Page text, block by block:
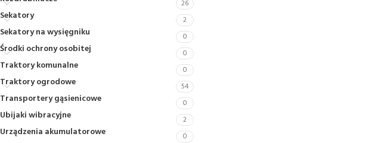
26
Sekatory 2
Sekatory na wysięgniku 0
Środki ochrony osobitej 0
Traktory komunalne 0
Traktory ogrodowe 54
Transportery gąsienicowe 0
Ubijaki wibracyjne 2
Urządzenia akumulatorowe 0